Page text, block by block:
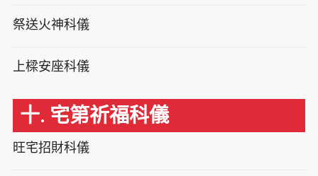
祭送火神科儀
上樑安座科儀
十. 宅第祈福科儀
旺宅招財科儀